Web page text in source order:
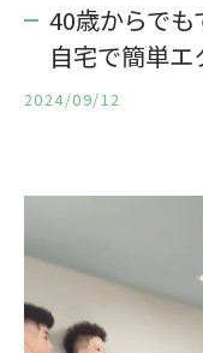
40歳からでも
自宅で簡単エ
2024/09/12